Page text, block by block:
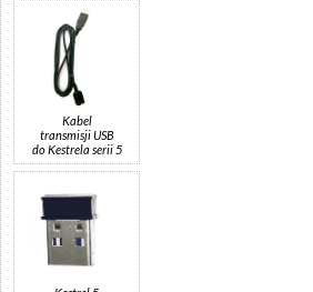
Kabel
transmisji USB
do Kestrela serii 5